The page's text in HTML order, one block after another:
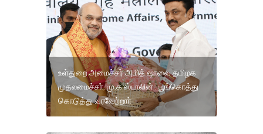
உள்துறை அமைச்சர் அமித் ஷாவை தமிழக
முதலமைச்சா். மு.க.ஸ்டாலின் . பூங்கொத்து
கொடுத்து வரவேற்றாா்